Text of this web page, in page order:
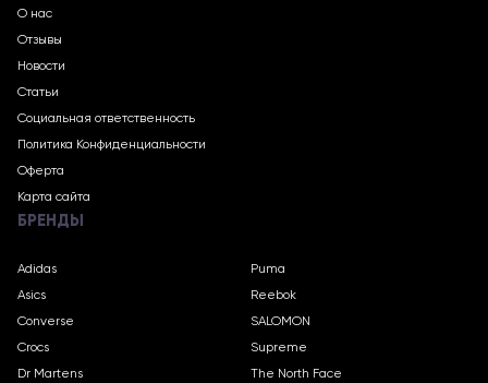
О нас
Отзывы
Новости
Статьи
Социальная ответственность
Политика Конфиденциальности
Оферта
Карта сайта
БРЕНДЫ
Adidas
Asics
Converse
Crocs
Dr Martens
Puma
Reebok
SALOMON
Supreme
The North Face